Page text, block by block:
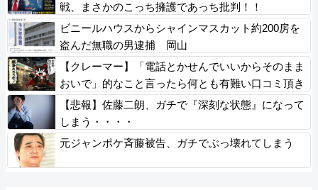
戦、まさかのこっち擁護であっち批判！！
ビニールハウスからシャインマスカット約200房を
盗んだ無職の男逮捕 岡山
【クレーマー】「電話とかせんでいいからそのまま
おいで」的なこと言ったら何とも有難い口コミ頂き
ました
【悲報】佐藤二朗、ガチで『深刻な状態』になって
しまう・・・・
元ジャンポケ斉藤被告、ガチでぶっ壊れてしまう